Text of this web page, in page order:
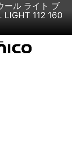
ール ライト ブ
LIGHT 112 160